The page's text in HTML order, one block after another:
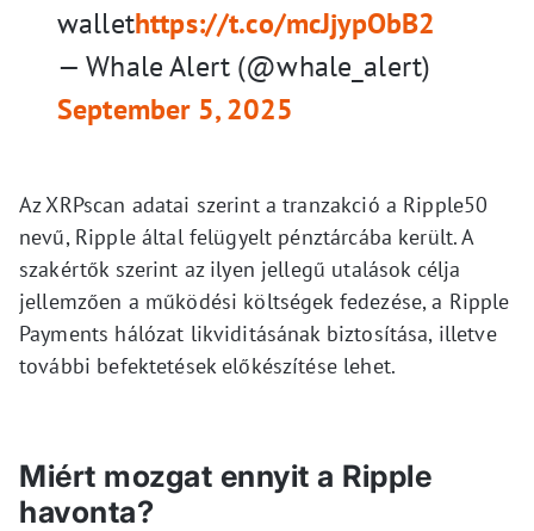
wallethttps://t.co/mcJjypObB2
— Whale Alert (@whale_alert)
September 5, 2025
Az XRPscan adatai szerint a tranzakció a Ripple50
nevű, Ripple által felügyelt pénztárcába került. A
szakértők szerint az ilyen jellegű utalások célja
jellemzően a működési költségek fedezése, a Ripple
Payments hálózat likviditásának biztosítása, illetve
további befektetések előkészítése lehet.
Miért mozgat ennyit a Ripple
havonta?